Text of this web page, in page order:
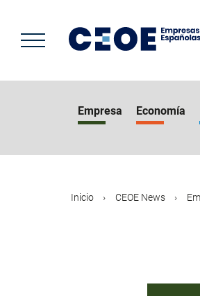
contenido
principal
Empresa Economía
Inicio CEOE News